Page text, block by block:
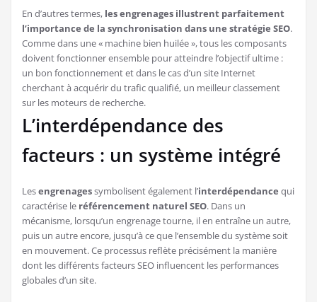
En d’autres termes, les engrenages illustrent parfaitement
l’importance de la synchronisation dans une stratégie SEO.
Comme dans une « machine bien huilée », tous les composants
doivent fonctionner ensemble pour atteindre l’objectif ultime :
un bon fonctionnement et dans le cas d’un site Internet
cherchant à acquérir du trafic qualifié, un meilleur classement
sur les moteurs de recherche.
L’interdépendance des
facteurs : un système intégré
Lesengrenagessymbolisent également l’interdépendance qui
caractérise le référencement naturel SEO. Dans un
mécanisme, lorsqu’un engrenage tourne, il en entraîne un autre,
puis un autre encore, jusqu’à ce que l’ensemble du système soit
en mouvement. Ce processus reflète précisément la manière
dont les différents facteurs SEO influencent les performances
globales d’un site.